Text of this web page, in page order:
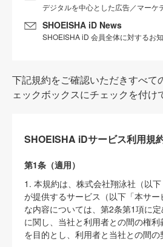
デジタルを中心とした広告／マーケ
SHOEISHA iD News
SHOEISHA iD 会員全体に対するお
下記規約をご確認いただきすべて
ェックボックスにチェックを付け
SHOEISHA iDサービス利用規
第1条（適用）
1. 本規約は、株式会社翔泳社（以下
が提供するサービス（以下「本サ
な内容については、第2条第1項に定
に関し、当社と利用者との間の権利
を目的とし、利用者と当社との間の